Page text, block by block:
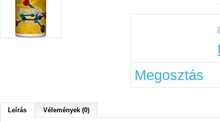
Megosztás
Leírás Vélemények (0)